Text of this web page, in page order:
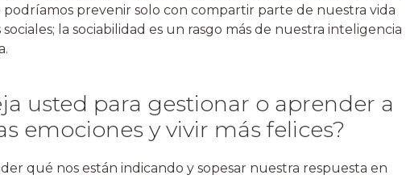
podríamos prevenir solo con compartir parte de nuestra vida
la sociabilidad es un rasgo más de nuestra inteligencia
usted para gestionar o aprender a
emociones y vivir más felices?
qué nos están indicando y sopesar nuestra respuesta en